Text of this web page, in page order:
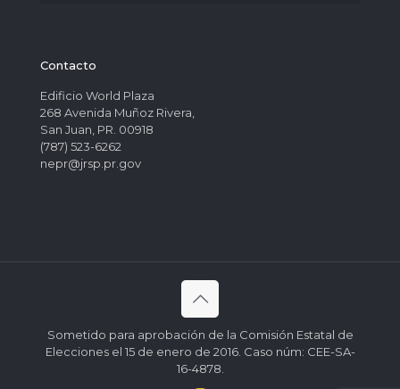
Contacto
Edificio World Plaza
268 Avenida Muñoz Rivera,
San Juan, PR. 00918
(787) 523-6262
nepr@jrsp.pr.gov
Sometido para aprobación de la Comisión Estatal de
Elecciones el 15 de enero de 2016. Caso núm: CEE-SA-
16-4878.